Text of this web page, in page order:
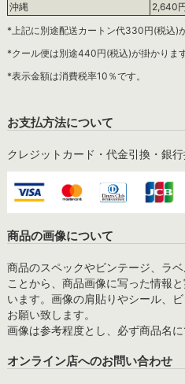
沖縄
2,640
*上記に別途配送カートン代330円(税込)
*クール便は別途440円(税込)が掛かります
*表示金額は消費税率10％です。
お支払方法について
クレジットカード・代金引換・銀
商品の画像について
商品のスペックやビンテージ、ラ
ことから、商品画像に写った情報
います。画像の肩貼りやシール、
お願い致します。
画像は参考程度とし、必ず商品名に
オンライン店へのお問い合わせ